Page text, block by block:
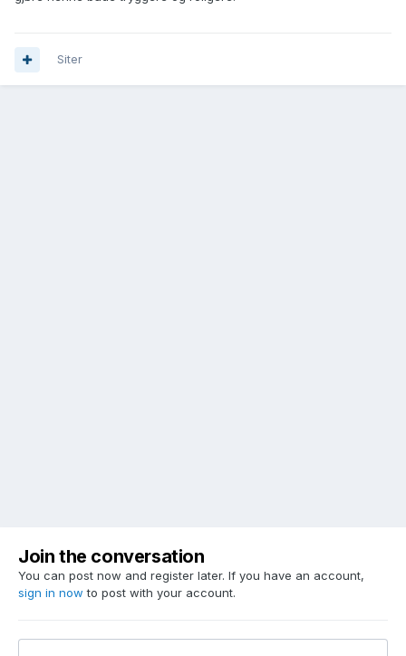
Siter
Join the conversation
You can post now and register later. If you have an account,
sign in now to post with your account.